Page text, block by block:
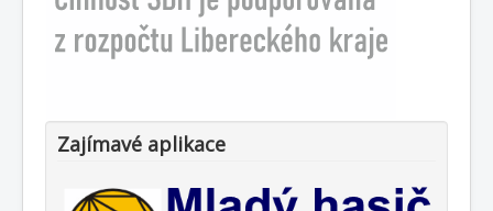
Zajímavé aplikace